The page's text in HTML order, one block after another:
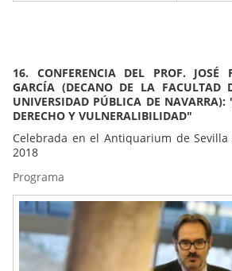
16. CONFERENCIA DEL PROF. JOSÉ
GARCÍA (DECANO DE LA FACULTAD
UNIVERSIDAD PÚBLICA DE NAVARRA):
DERECHO Y VULNERALIBILIDAD"
Celebrada en el Antiquarium de
2018
Programa